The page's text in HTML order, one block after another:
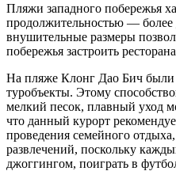
Пляжи западного побережья
продолжительностью — более
внушительные размеры
побережья застроить
На пляже Клонг Дао Бич
туробъекты. Этому
мелкий песок, плавный уход
что данный курорт
проведения семейного
развлечений, поскольку
джоггингом, поиграть в